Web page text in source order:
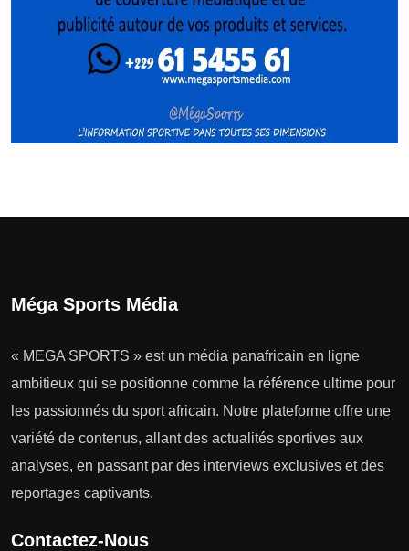
Méga Sports Média
« MEGA SPORTS » est un média panafricain en ligne
ambitieux qui se positionne comme la référence ultime pour
les passionnés du sport africain. Notre plateforme offre une
variété de contenus, allant des actualités sportives aux
analyses, en passant par des interviews exclusives et des
reportages captivants.
Contactez-Nous